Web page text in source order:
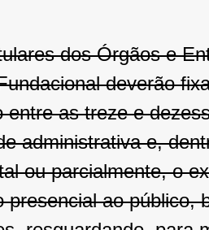
dos Órgãos e
deverão
entre as treze e
administrativa e,
ou parcialmente, o
presencial ao público,